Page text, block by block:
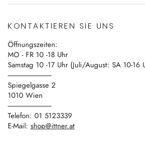
Impressum
Vertrag widerrufen
Blog
Kontakt
KONTAKTIEREN SIE UNS
Öffnungszeiten:
MO - FR 10 -18 Uhr
Samstag 10 -17 Uhr (Juli/August: SA 10-16
------------------------------
Spiegelgasse 2
1010 Wien
------------------------------
Telefon: 01 5123339
E-Mail: shop@ittner.at